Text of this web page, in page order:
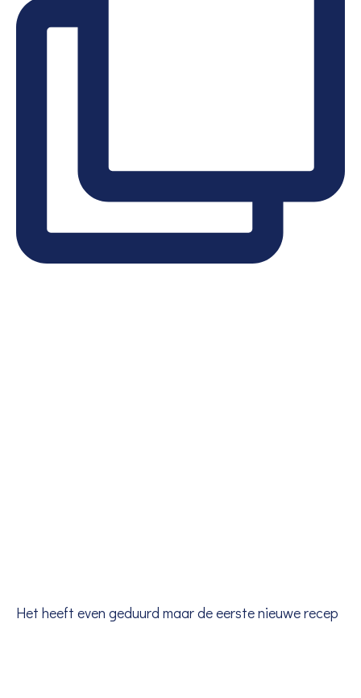
Het heeft even geduurd maar de eerste nieuwe recep